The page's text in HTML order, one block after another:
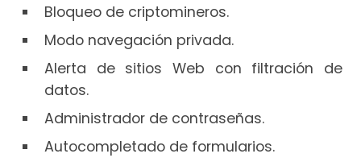
Bloqueo de criptomineros.
Modo navegación privada.
Alerta de sitios Web con filtración de
datos.
Administrador de contraseñas.
Autocompletado de formularios.